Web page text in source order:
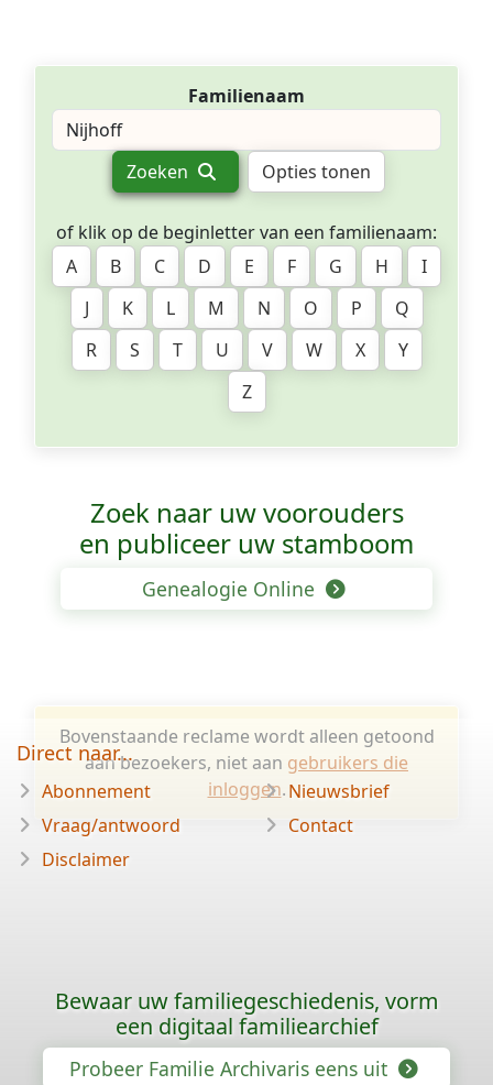
Familienaam
Zoeken Opties tonen
of klik op de beginletter van een familienaam:
A
B C D E F G H
I
J
K L M N O P
Q
R
S T U V W X
Y
Z
Zoek naar uw voorouders
en publiceer uw stamboom
Genealogie Online
Bovenstaande reclame wordt alleen getoond
aan bezoekers, niet aan gebruikers die
inloggen.
Direct naar...
Abonnement
Vraag/antwoord
Disclaimer
Nieuwsbrief
Contact
Bewaar uw familiegeschiedenis, vorm
een digitaal familiearchief
Probeer Familie Archivaris eens uit